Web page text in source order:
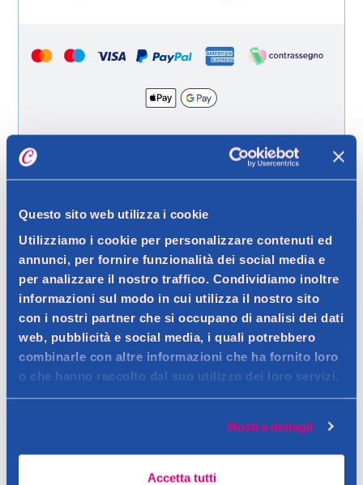
Questo sito web utilizza i cookie
Utilizziamo i cookie per personalizzare contenuti ed
annunci, per fornire funzionalità dei social media e
per analizzare il nostro traffico. Condividiamo inoltre
informazioni sul modo in cui utilizza il nostro sito
con i nostri partner che si occupano di analisi dei dati
web, pubblicità e social media, i quali potrebbero
combinarle con altre informazioni che ha fornito loro
o che hanno raccolto dal suo utilizzo dei loro servizi.
Mostra dettagli
Accetta tutti
Spedizione gratuita a partire da 49 €
Ritiro in negozio gratuito per i clienti registrati
Dettagli prodotto
Descrizione
Nuovo Sviluppato dai professionisti della colorazione
Permanente - P * rispetto a Palette linea base * rispetto a
Palette linea base
Attivato dall'olio - Suprema intensita e durata del colore - Fino